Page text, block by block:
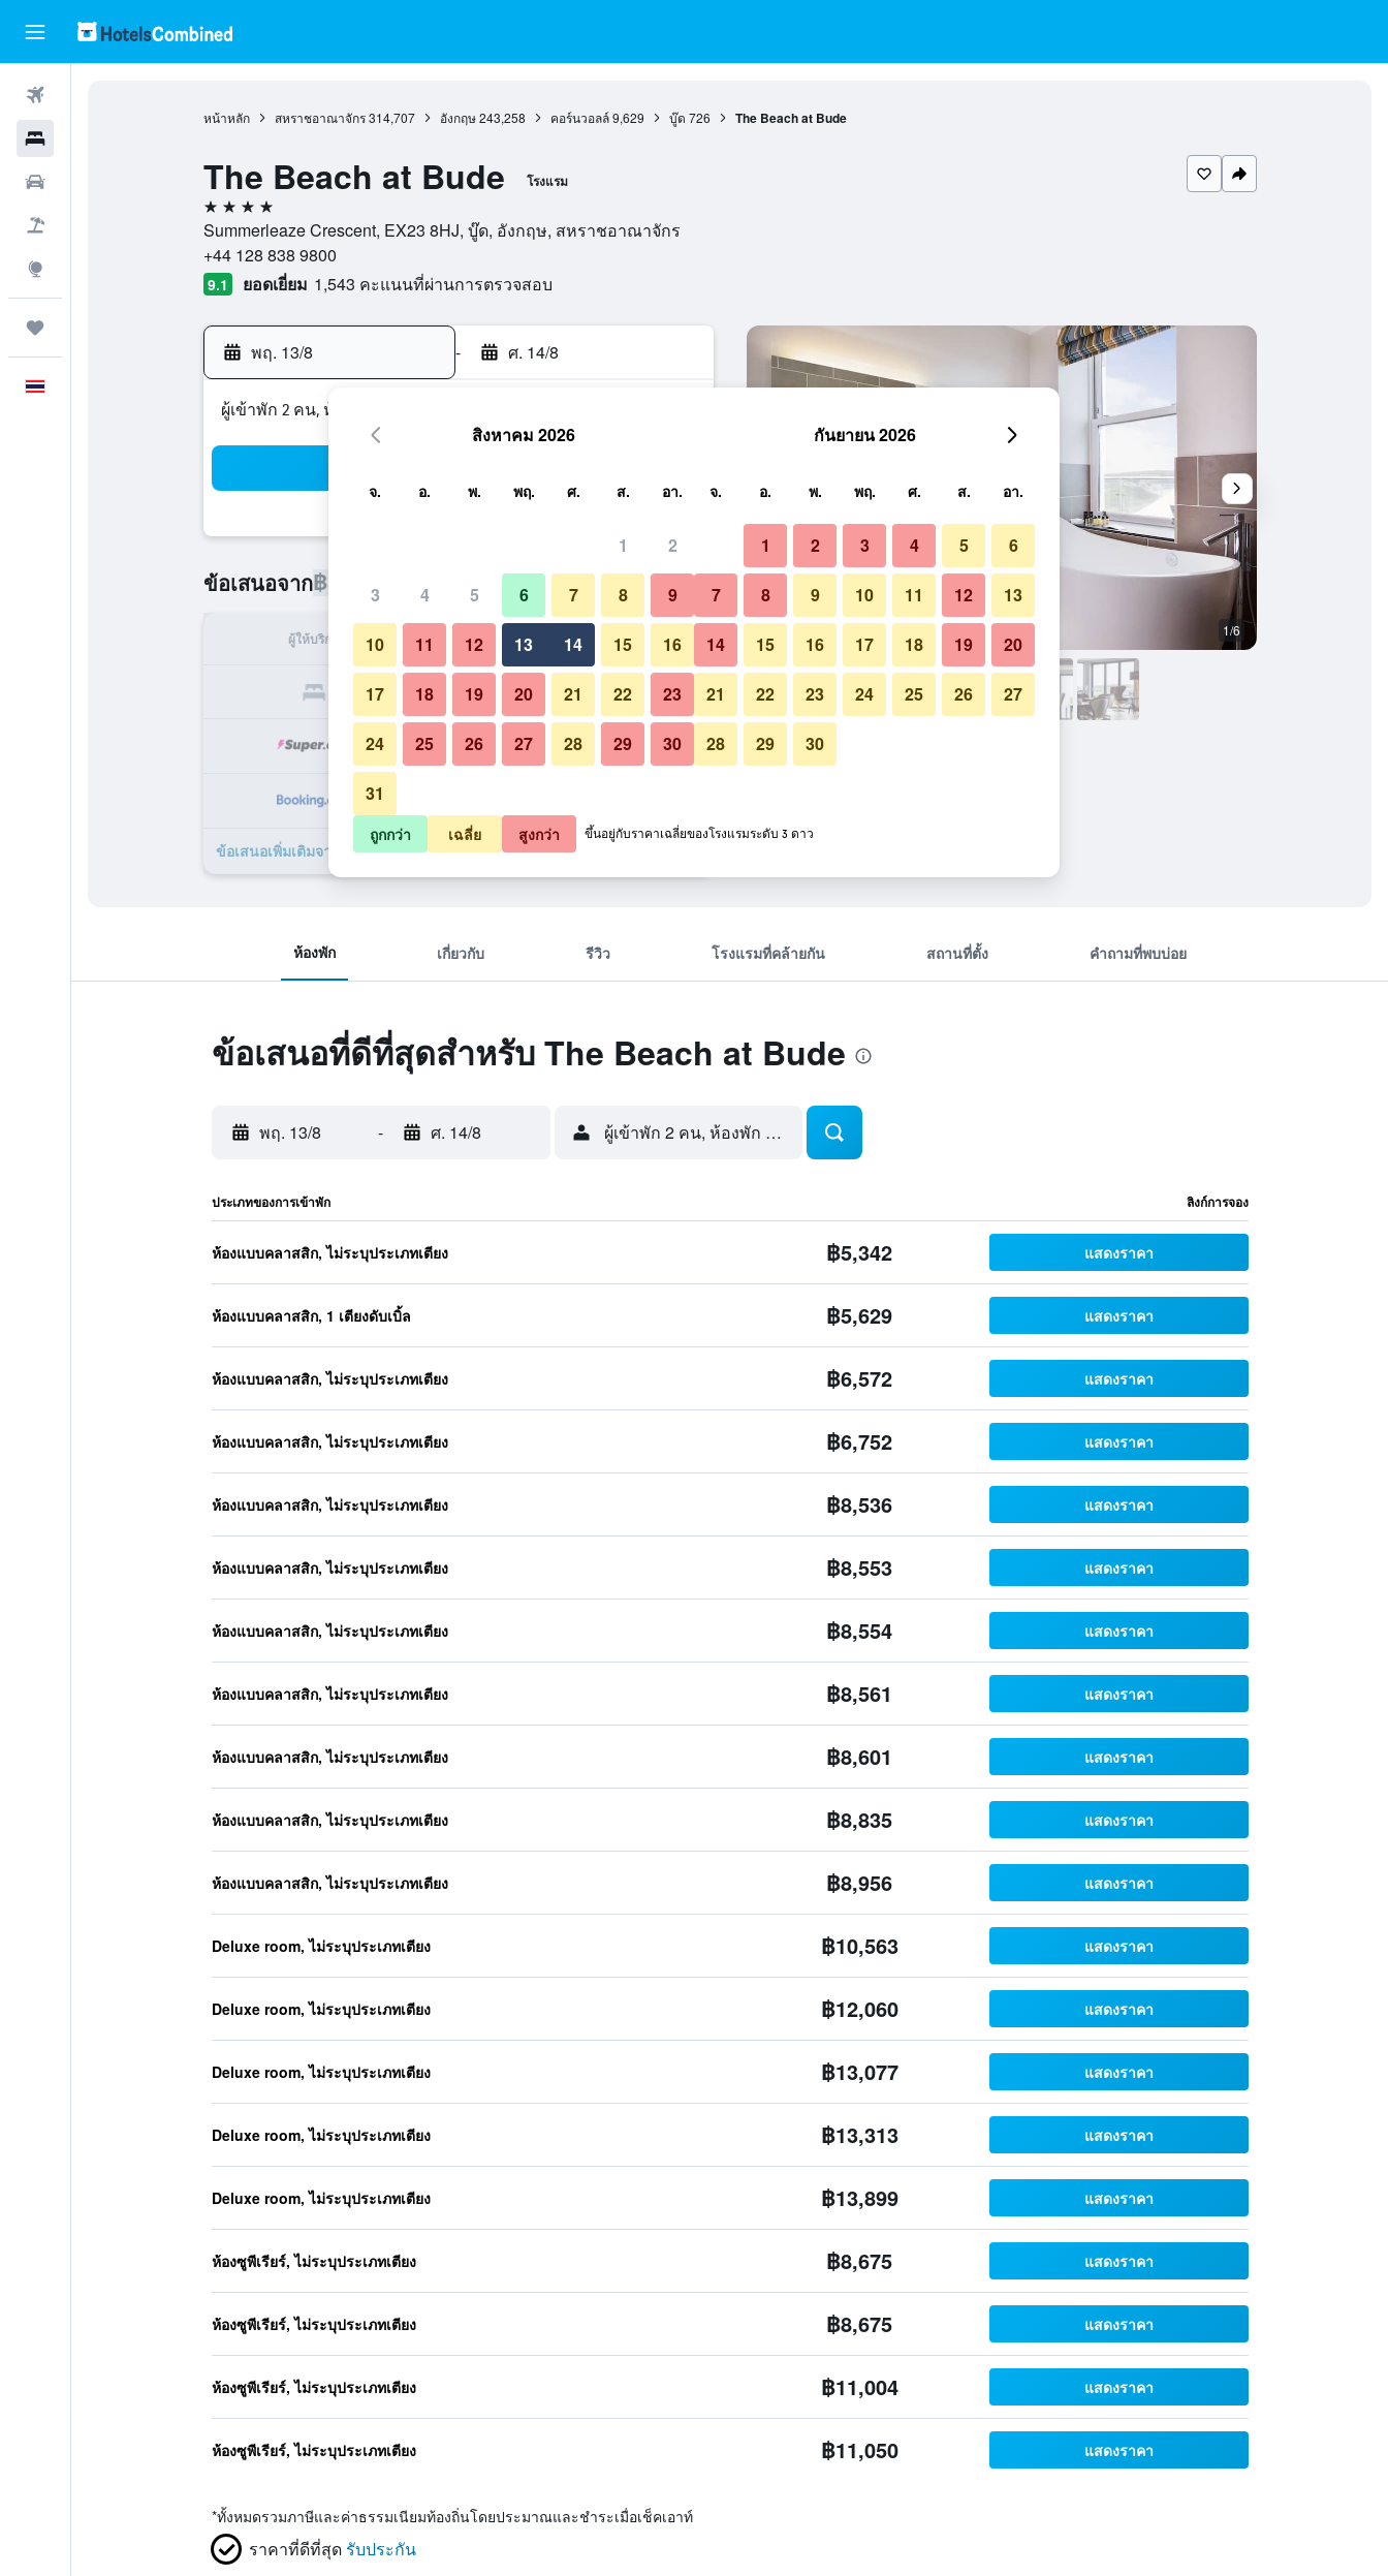
หน้าหลัก สหราชอาณาจักร 314,707 อังกฤษ 243,258 คอร์นวอลล์ 9,629 บู๊ด 726 The Beach at Bude
The Beach at Bude โรงแรม
4 ดาว
Summerleaze Crescent, EX23 8HJ, บู๊ด, อังกฤษ, สหราชอาณาจักร
+44 128 838 9800
9.1 ยอดเยี่ยม 1,543 คะแนนที่ผ่านการตรวจสอบ
พฤ. 13/8 - ศ. 14/8
ผู้เข้าพัก 2 คน, ห้องพัก 1 ห้อง
ข้อเสนอจาก฿5,342 ราคาที่ถูกที่สุด ราคาต่อคืน
ผู้ให้บริการ ทั้งหมด (ต่อคืน)
฿5,342 เช็คดีล
฿5,629 เช็คดีล
ข้อเสนอเพิ่มเติมจาก The Beach at Bude 20 รายการ
ห้องน้ำ 1/6
รูปภาพของ The Beach at Bude
ห้องพัก เกี่ยวกับ รีวิว โรงแรมที่คล้ายกัน สถานที่ตั้ง คำถามที่พบบ่อย
ข้อเสนอที่ดีที่สุดสำหรับ The Beach at Bude
พฤ. 13/8 - ศ. 14/8 ผู้เข้าพัก 2 คน, ห้องพัก 1 ห้อง
ประเภทของการเข้าพัก ลิงก์การจอง
ห้องแบบคลาสสิก, ไม่ระบุประเภทเตียง ฿5,342 แสดงราคา
ห้องแบบคลาสสิก, 1 เตียงดับเบิ้ล ฿5,629 แสดงราคา
ห้องแบบคลาสสิก, ไม่ระบุประเภทเตียง ฿6,572 แสดงราคา
ห้องแบบคลาสสิก, ไม่ระบุประเภทเตียง ฿6,752 แสดงราคา
ห้องแบบคลาสสิก, ไม่ระบุประเภทเตียง ฿8,536 แสดงราคา
ห้องแบบคลาสสิก, ไม่ระบุประเภทเตียง ฿8,553 แสดงราคา
ห้องแบบคลาสสิก, ไม่ระบุประเภทเตียง ฿8,554 แสดงราคา
ห้องแบบคลาสสิก, ไม่ระบุประเภทเตียง ฿8,561 แสดงราคา
ห้องแบบคลาสสิก, ไม่ระบุประเภทเตียง ฿8,601 แสดงราคา
ห้องแบบคลาสสิก, ไม่ระบุประเภทเตียง ฿8,835 แสดงราคา
ห้องแบบคลาสสิก, ไม่ระบุประเภทเตียง ฿8,956 แสดงราคา
Deluxe room, ไม่ระบุประเภทเตียง ฿10,563 แสดงราคา
Deluxe room, ไม่ระบุประเภทเตียง ฿12,060 แสดงราคา
Deluxe room, ไม่ระบุประเภทเตียง ฿13,077 แสดงราคา
Deluxe room, ไม่ระบุประเภทเตียง ฿13,313 แสดงราคา
Deluxe room, ไม่ระบุประเภทเตียง ฿13,899 แสดงราคา
ห้องซูพีเรียร์, ไม่ระบุประเภทเตียง ฿8,675 แสดงราคา
ห้องซูพีเรียร์, ไม่ระบุประเภทเตียง ฿8,675 แสดงราคา
ห้องซูพีเรียร์, ไม่ระบุประเภทเตียง ฿11,004 แสดงราคา
ห้องซูพีเรียร์, ไม่ระบุประเภทเตียง ฿11,050 แสดงราคา
*ทั้งหมดรวมภาษีและค่าธรรมเนียมท้องถิ่นโดยประมาณและชำระเมื่อเช็คเอาท์
ราคาที่ดีที่สุด รับประกัน
สิงหาคม 2026
จ. อ. พ. พฤ. ศ. ส. อา.
1 2
3 4 5 6 7 8 9
10 11 12 13 14 15 16
17 18 19 20 21 22 23
24 25 26 27 28 29 30
31
กันยายน 2026
จ. อ. พ. พฤ. ศ. ส. อา.
1 2 3 4 5 6
7 8 9 10 11 12 13
14 15 16 17 18 19 20
21 22 23 24 25 26 27
28 29 30
ถูกกว่า เฉลี่ย สูงกว่า ขึ้นอยู่กับราคาเฉลี่ยของโรงแรมระดับ 3 ดาว